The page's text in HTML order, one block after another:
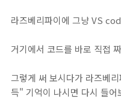
라즈베리파이에 그냥 VS
거기에서 코드를 바로 직접
그렇게 써 보시다가 라즈베
득" 기억이 나시면 다시 들어